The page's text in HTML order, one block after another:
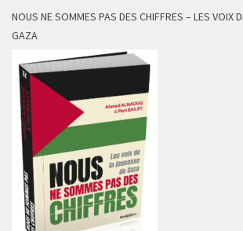
NOUS NE SOMMES PAS DES CHIFFRES – LES VOIX
GAZA